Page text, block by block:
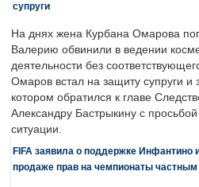
супруги
На днях жена Курбана Омарова
Валерию обвинили в ведении
деятельности без
Омаров встал на защиту супруги и
котором обратился к главе
Александру Бастрыкину с
ситуации.
FIFA заявила о поддержке Инфантино
продаже прав на чемпионаты частным